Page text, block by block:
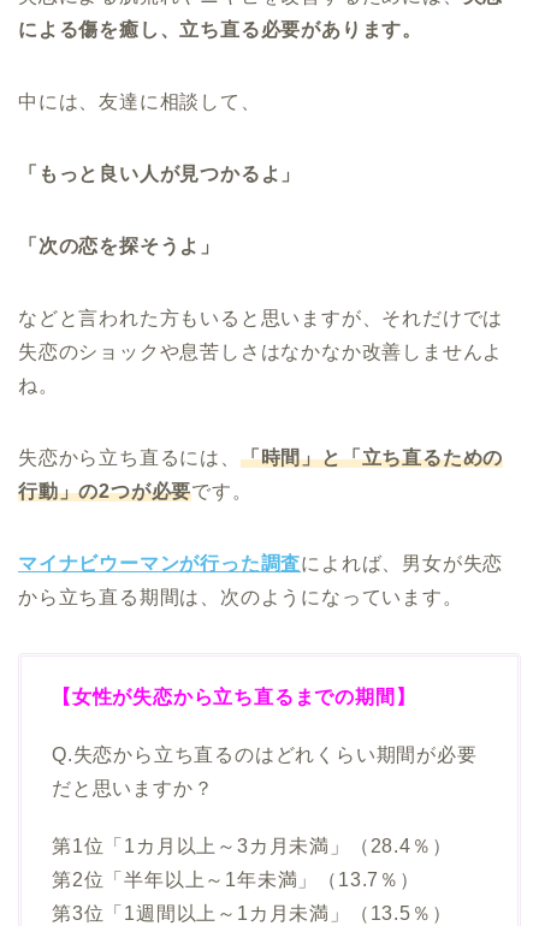
による傷を癒し、立ち直る必要があります。
中には、友達に相談して、
「もっと良い人が見つかるよ」
「次の恋を探そうよ」
などと言われた方もいると思いますが、それだけでは
失恋のショックや息苦しさはなかなか改善しませんよ
ね。
失恋から立ち直るには、 「時間」と「立ち直るための
行動」の2つが必要です。
マイナビウーマンが行った調査によれば、男女が失恋
から立ち直る期間は、次のようになっています。
【女性が失恋から立ち直るまでの期間】
Q.失恋から立ち直るのはどれくらい期間が必要
だと思いますか？
第1位「1カ月以上～3カ月未満」（28.4％）
第2位「半年以上～1年未満」（13.7％）
第3位「1週間以上～1カ月未満」（13.5％）